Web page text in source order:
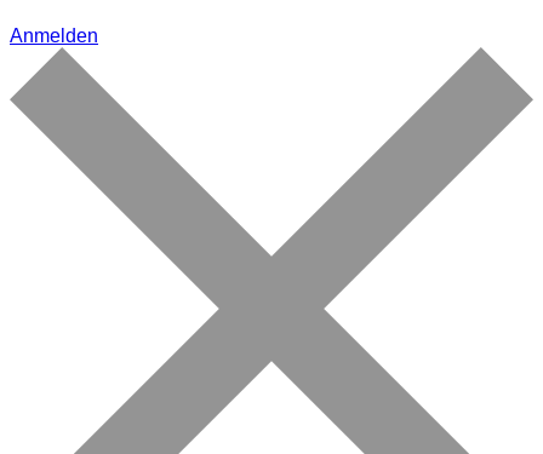
Anmelden